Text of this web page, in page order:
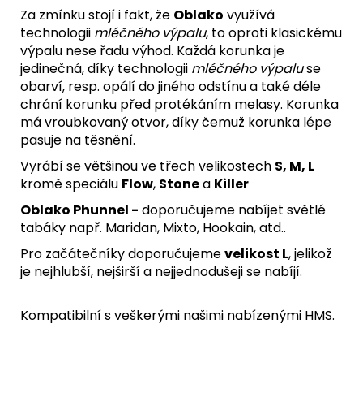
Za zmínku stojí i fakt, že Oblako využívá
technologii mléčného výpalu, to oproti klasickému
výpalu nese řadu výhod. Každá korunka je
jedinečná, díky technologii mléčného výpaluse
obarví, resp. opálí do jiného odstínu a také déle
chrání korunku před protékáním melasy. Korunka
má vroubkovaný otvor, díky čemuž korunka lépe
pasuje na těsnění.
Vyrábí se většinou ve třech velikostech S, M, L
kromě speciálu Flow, Stonea Killer
Oblako Phunnel - doporučujeme nabíjet světlé
tabáky např. Maridan, Mixto, Hookain, atd..
Pro začátečníky doporučujemevelikost L, jelikož
je nejhlubší, nejširší a nejjednodušeji se nabíjí.
Kompatibilní s veškerými našimi nabízenými HMS.